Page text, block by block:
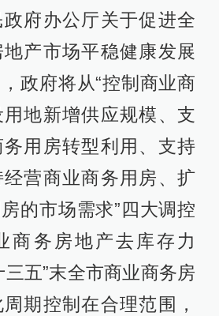
政府办公厅关于促进全
产市场平稳健康发展
政府将从“控制商业商
地新增供应规模、支
用房转型利用、支持
营商业商务用房、扩
的市场需求”四大调控
商务房地产去库存力
三五”末全市商业商务房
期控制在合理范围，